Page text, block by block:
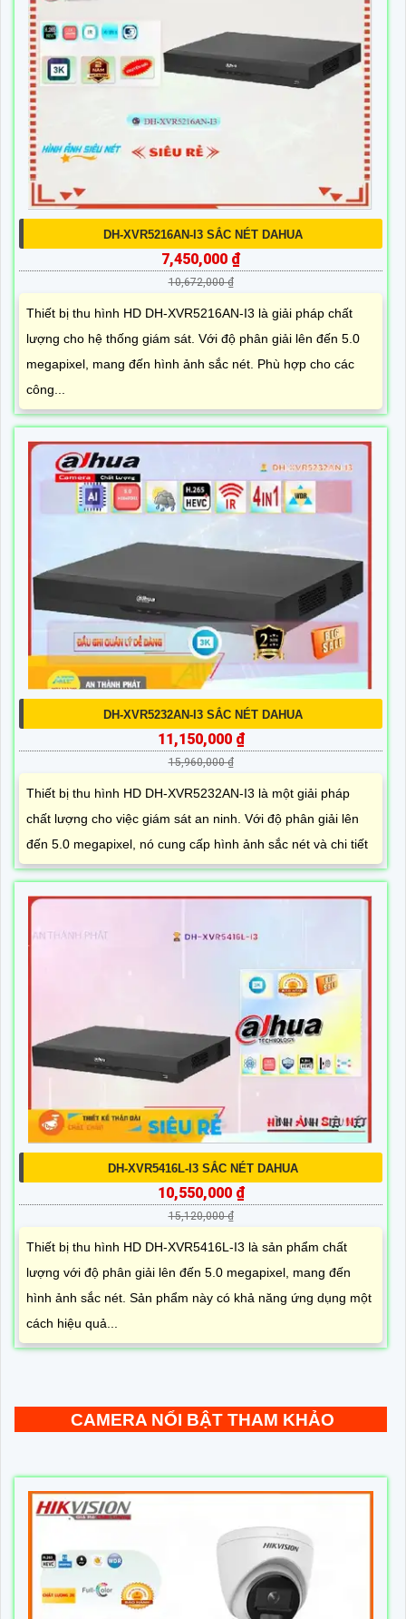
DH-XVR5216AN-I3 SẮC NÉT DAHUA
7,450,000 ₫
10,672,000 ₫
Thiết bị thu hình HD DH-XVR5216AN-I3 là giải pháp chất
lượng cho hệ thống giám sát. Với độ phân giải lên đến 5.0
megapixel, mang đến hình ảnh sắc nét. Phù hợp cho các
công...
DH-XVR5232AN-I3 SẮC NÉT DAHUA
11,150,000 ₫
15,960,000 ₫
Thiết bị thu hình HD DH-XVR5232AN-I3 là một giải pháp
chất lượng cho việc giám sát an ninh. Với độ phân giải lên
đến 5.0 megapixel, nó cung cấp hình ảnh sắc nét và chi tiết
DH-XVR5416L-I3 SẮC NÉT DAHUA
10,550,000 ₫
15,120,000 ₫
Thiết bị thu hình HD DH-XVR5416L-I3 là sản phẩm chất
lượng với độ phân giải lên đến 5.0 megapixel, mang đến
hình ảnh sắc nét. Sản phẩm này có khả năng ứng dụng một
cách hiệu quả...
CAMERA NỔI BẬT THAM KHẢO